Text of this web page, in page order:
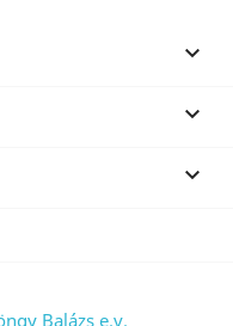



Balázs e.v.